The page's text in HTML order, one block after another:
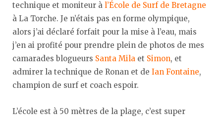
technique et moniteur à l’École de Surf de Bretagne
à La Torche. Je n’étais pas en forme olympique,
alors j’ai déclaré forfait pour la mise à l’eau, mais
j’en ai profité pour prendre plein de photos de mes
camarades blogueurs Santa Mila et Simon, et
admirer la technique de Ronan et de Ian Fontaine,
champion de surf et coach espoir.
L’école est à 50 mètres de la plage, c’est super